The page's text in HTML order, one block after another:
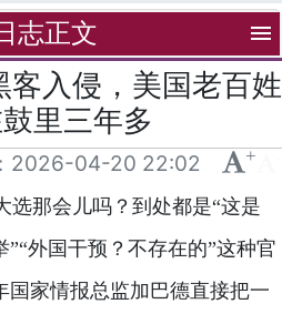
志正文 menu
入侵，美国老百姓
里三年多
2026-04-20 22:02 +
选那会儿吗？到处都是“这是
外国干预？不存在的”这种官
国家情报总监加巴德直接把一